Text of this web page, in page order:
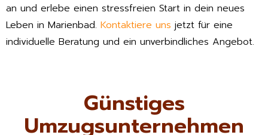
an und erlebe einen stressfreien Start in dein neues
Leben in Marienbad. Kontaktiere uns jetzt für eine
individuelle Beratung und ein unverbindliches Angebot.
Günstiges
Umzugsunternehmen